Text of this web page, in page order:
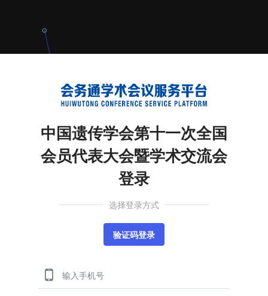
中国遗传学会第十一次全国
会员代表大会暨学术交流会
登录
选择登录方式
验证码登录
